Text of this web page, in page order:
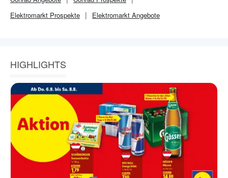
Elektromarkt Prospekte Elektromarkt Angebote
HIGHLIGHTS